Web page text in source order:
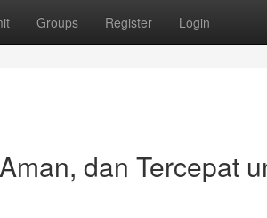
Groups Register Login
dan Tercepat